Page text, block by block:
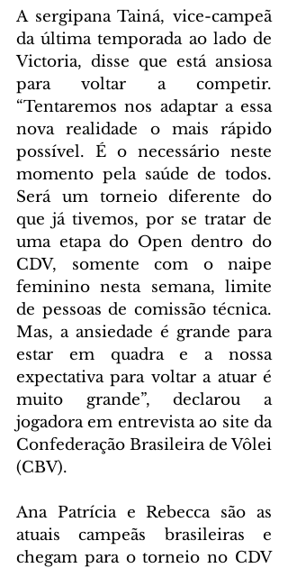
A sergipana Tainá, vice-campeã
da última temporada ao lado de
Victoria, disse que está ansiosa
para voltar a competir.
“Tentaremos nos adaptar a essa
nova realidade o mais rápido
possível. É o necessário neste
momento pela saúde de todos.
Será um torneio diferente do
que já tivemos, por se tratar de
uma etapa do Open dentro do
CDV, somente com o naipe
feminino nesta semana, limite
de pessoas de comissão técnica.
Mas, a ansiedade é grande para
estar em quadra e a nossa
expectativa para voltar a atuar é
muito grande”, declarou a
jogadora em entrevista ao site da
Confederação Brasileira de Vôlei
(CBV).
Ana Patrícia e Rebecca são as
atuais campeãs brasileiras e
chegam para o torneio no CDV